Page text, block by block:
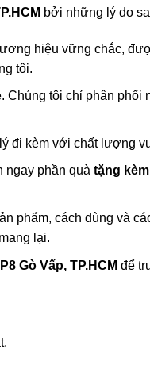
bởi những lý do
hiệu vững chắc,
tôi.
tôi chỉ phân phối
đi kèm với chất lượng
ngay phần quà tặng
phẩm, cách dùng và
lại.
Gò Vấp, TP.HCM để